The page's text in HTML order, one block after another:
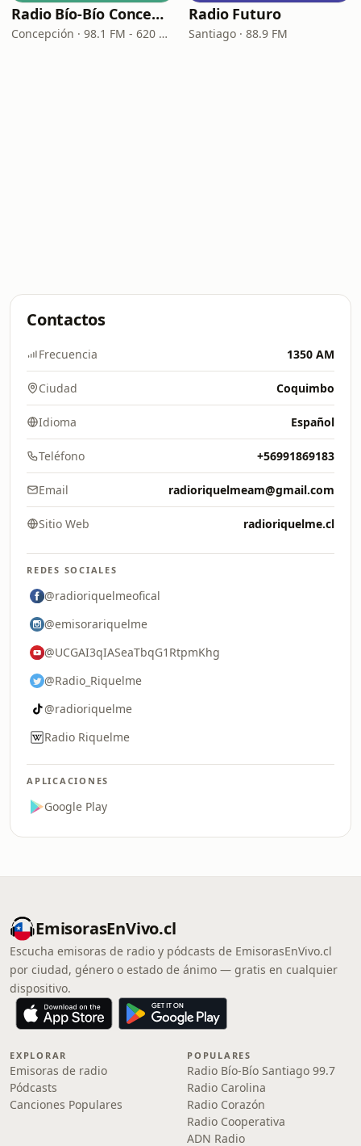
Radio Bío-Bío Concepción
Concepción · 98.1 FM - 620 AM
Radio Futuro
Santiago · 88.9 FM
Contactos
Frecuencia 1350 AM
Ciudad Coquimbo
Idioma Español
Teléfono +56991869183
Email radioriquelmeam@gmail.com
Sitio Web radioriquelme.cl
REDES SOCIALES
@radioriquelmeofical
@emisorariquelme
@UCGAI3qIASeaTbqG1RtpmKhg
@Radio_Riquelme
@radioriquelme
Radio Riquelme
APLICACIONES
Google Play
EmisorasEnVivo.cl
Escucha emisoras de radio y pódcasts de EmisorasEnVivo.cl
por ciudad, género o estado de ánimo — gratis en cualquier
dispositivo.
EXPLORAR
Emisoras de radio
Pódcasts
Canciones Populares
POPULARES
Radio Bío-Bío Santiago 99.7
Radio Carolina
Radio Corazón
Radio Cooperativa
ADN Radio